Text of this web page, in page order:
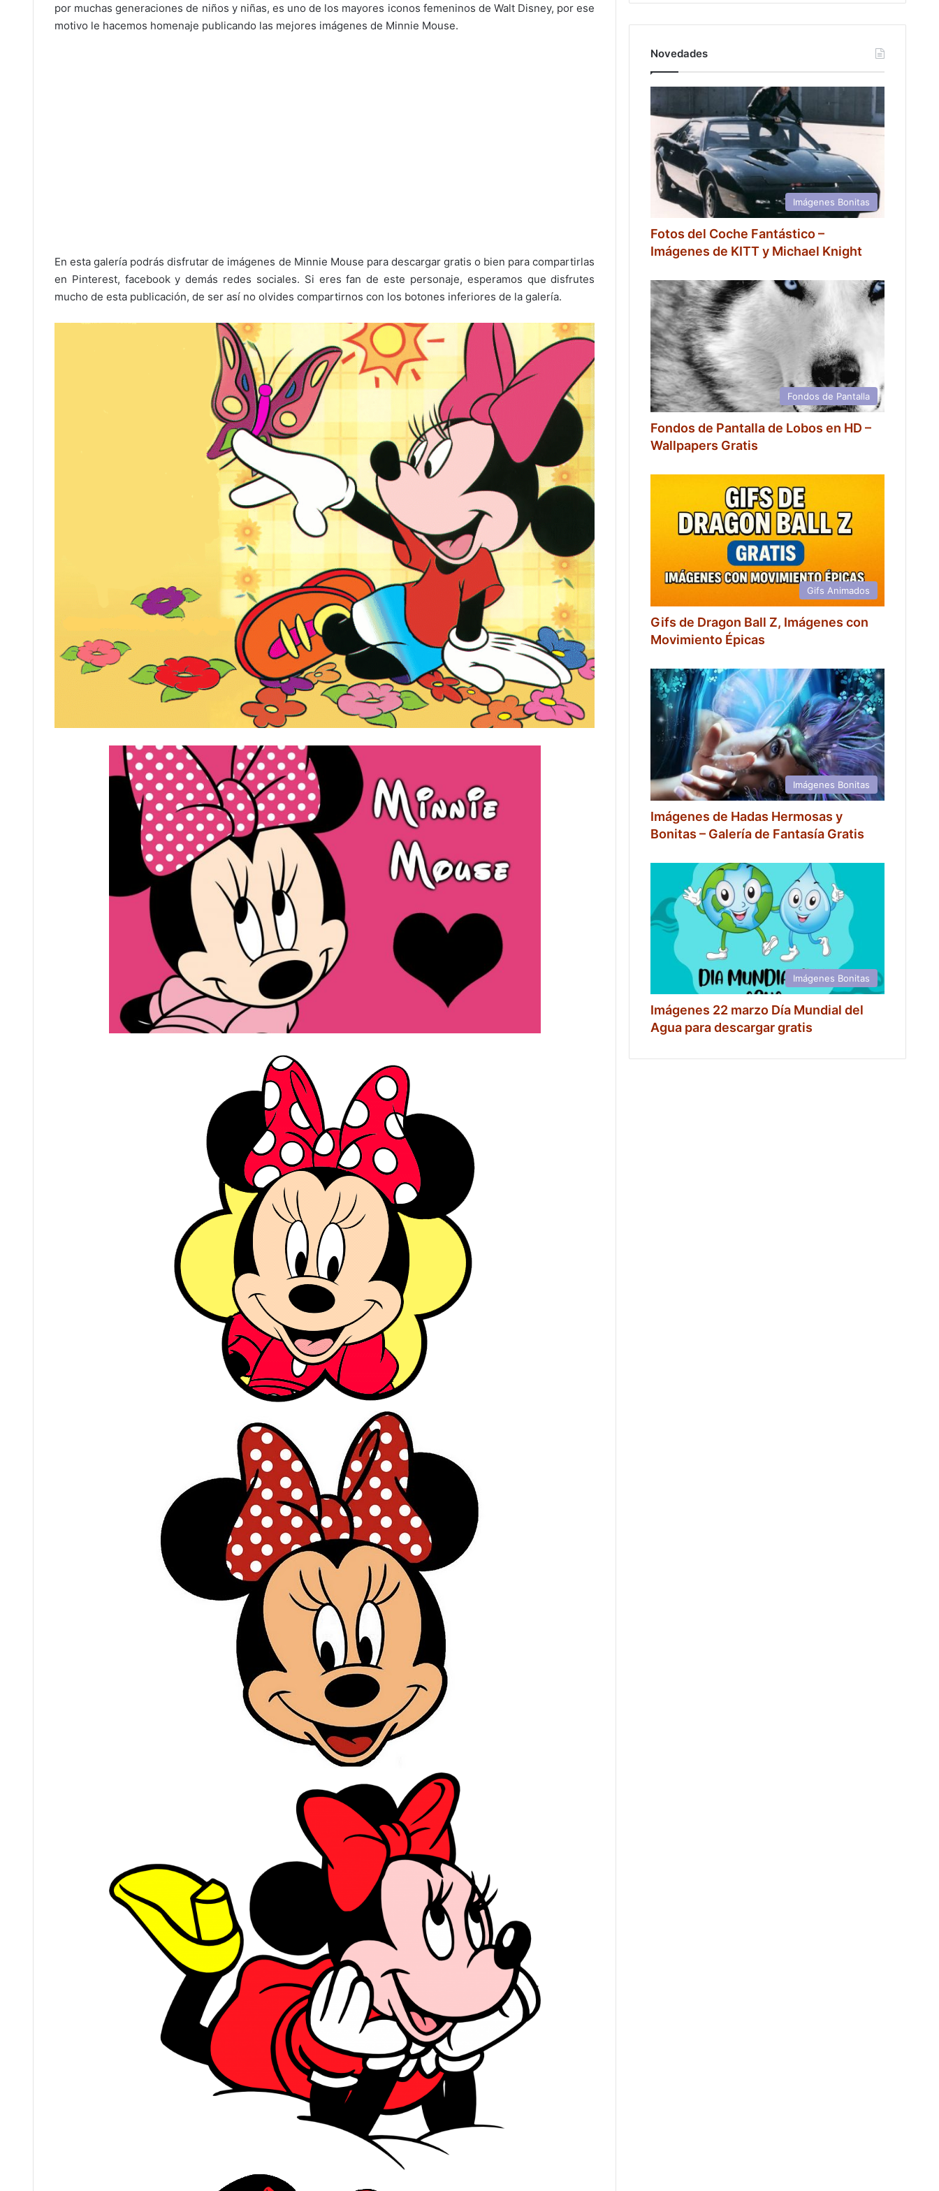
por muchas generaciones de niños y niñas, es uno de los mayores iconos femeninos de Walt Disney, por ese
motivo le hacemos homenaje publicando las mejores imágenes de Minnie Mouse.
En esta galería podrás disfrutar de imágenes de Minnie Mouse para descargar gratis o bien para compartirlas
en Pinterest, facebook y demás redes sociales. Si eres fan de este personaje, esperamos que disfrutes
mucho de esta publicación, de ser así no olvides compartirnos con los botones inferiores de la galería.
Novedades
Imágenes Bonitas
Fotos del Coche Fantástico –
Imágenes de KITT y Michael Knight
Fondos de Pantalla
Fondos de Pantalla de Lobos en HD –
Wallpapers Gratis
Gifs Animados
Gifs de Dragon Ball Z, Imágenes con
Movimiento Épicas
Imágenes Bonitas
Imágenes de Hadas Hermosas y
Bonitas – Galería de Fantasía Gratis
Imágenes Bonitas
Imágenes 22 marzo Día Mundial del
Agua para descargar gratis